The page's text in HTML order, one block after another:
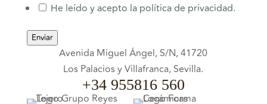
He leído y acepto la política de privacidad.
Enviar
Avenida Miguel Ángel, S/N, 41720
Los Palacios y Villafranca, Sevilla.
+34 955816 560